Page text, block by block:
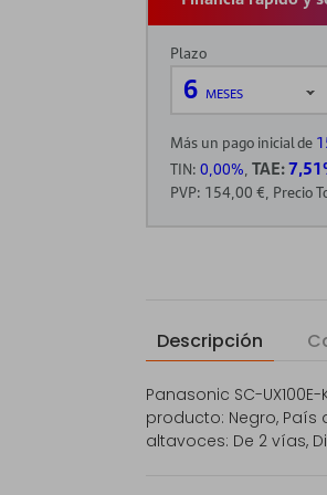
Descripción
Panasonic SC-
producto: Negro, País
altavoces: De 2 vías,